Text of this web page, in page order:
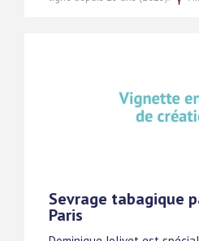
Sevrage tabagique
Paris